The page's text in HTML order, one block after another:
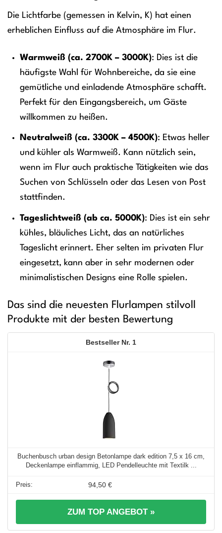
Die Lichtfarbe (gemessen in Kelvin, K) hat einen
erheblichen Einfluss auf die Atmosphäre im Flur.
Warmweiß (ca. 2700K – 3000K): Dies ist die
häufigste Wahl für Wohnbereiche, da sie eine
gemütliche und einladende Atmosphäre schafft.
Perfekt für den Eingangsbereich, um Gäste
willkommen zu heißen.
Neutralweiß (ca. 3300K – 4500K): Etwas heller
und kühler als Warmweiß. Kann nützlich sein,
wenn im Flur auch praktische Tätigkeiten wie das
Suchen von Schlüsseln oder das Lesen von Post
stattfinden.
Tageslichtweiß (ab ca. 5000K): Dies ist ein sehr
kühles, bläuliches Licht, das an natürliches
Tageslicht erinnert. Eher selten im privaten Flur
eingesetzt, kann aber in sehr modernen oder
minimalistischen Designs eine Rolle spielen.
Das sind die neuesten Flurlampen stilvoll
Produkte mit der besten Bewertung
1
Buchenbusch urban design Betonlampe dark edition 7,5 x 16 cm,
Deckenlampe einflammig, LED Pendelleuchte mit Textilk ...
94,50 €
ZUM TOP ANGEBOT »